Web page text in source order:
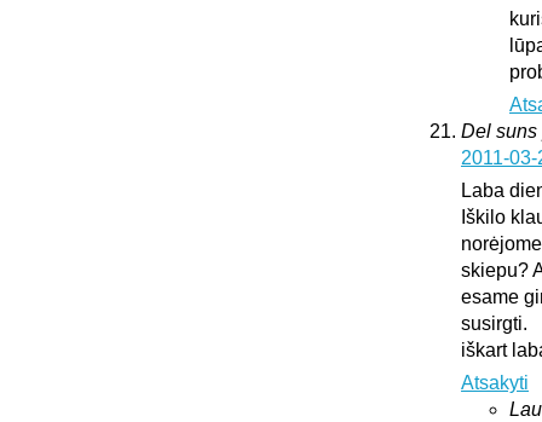
Del suns
2011-
Laba
Iškilo
skiepu?
esame
susirgti.
iškart
Atsakyti